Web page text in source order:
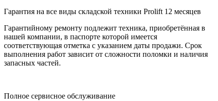
Гарантия на все виды складской техники Prolift 12 месяцев
Гарантийному ремонту подлежит техника, приобретённая в
нашей компании, в паспорте которой имеется
соответствующая отметка с указанием даты продажи. Срок
выполнения работ зависит от сложности поломки и наличия
запасных частей.
Полное сервисное обслуживание